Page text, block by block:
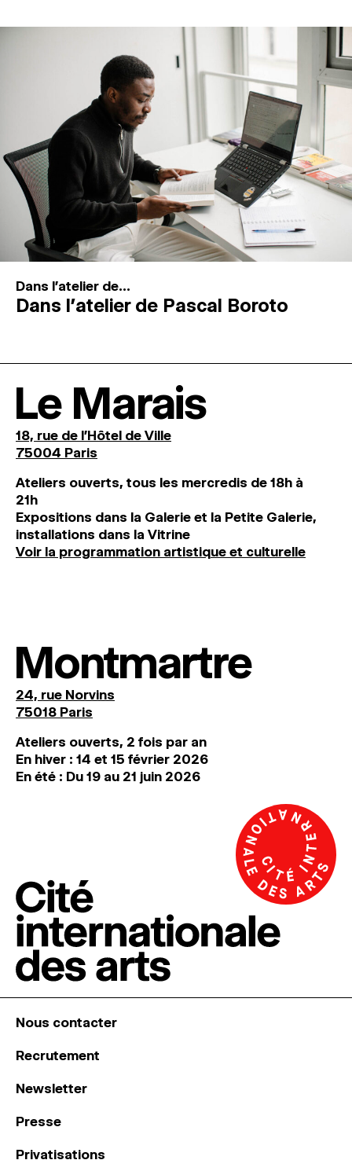
Dans l'atelier de...
Dans l’atelier de Pascal Boroto
Le Marais
18, rue de l'Hôtel de Ville
75004 Paris
Ateliers ouverts, tous les mercredis de 18h à
21h
Expositions dans la Galerie et la Petite Galerie,
installations dans la Vitrine
Voir la programmation artistique et culturelle
Montmartre
24, rue Norvins
75018 Paris
Ateliers ouverts, 2 fois par an
En hiver : 14 et 15 février 2026
En été : Du 19 au 21 juin 2026
Nous contacter
Recrutement
Newsletter
Presse
Privatisations